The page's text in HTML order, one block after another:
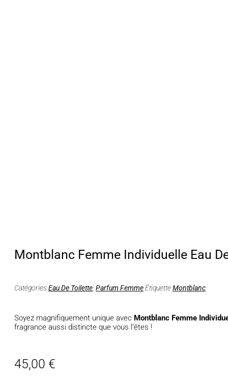
Montblanc Femme Individuelle Eau
CatégoriesEau De Toilette Parfum FemmeÉtiquetteMontblanc
Soyez magnifiquement unique avec Montblanc Femme
fragrance aussi distincte que vous l’êtes !
45,00 €